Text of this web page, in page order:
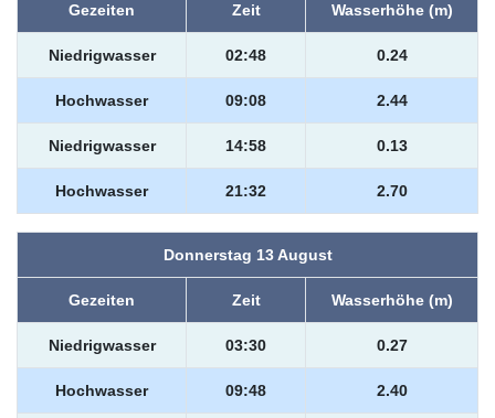
Gezeiten Zeit Wasserhöhe (m)
Niedrigwasser 02:48 0.24
Hochwasser 09:08 2.44
Niedrigwasser 14:58 0.13
Hochwasser 21:32 2.70
Donnerstag 13 August
Gezeiten Zeit Wasserhöhe (m)
Niedrigwasser 03:30 0.27
Hochwasser 09:48 2.40